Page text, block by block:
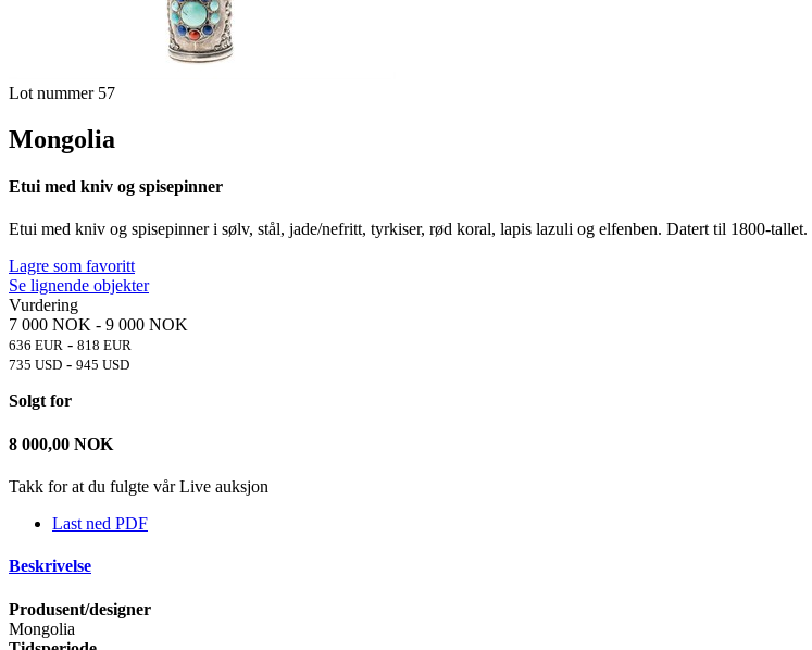
Lot nummer 57
Mongolia
Etui med kniv og spisepinner
Etui med kniv og spisepinner i sølv, stål, jade/nefritt, tyrkiser, rød koral, lapis lazuli og elfenben. Datert til 1800-tallet.
Lagre som favoritt
Se lignende objekter
Vurdering
7 000 NOK - 9 000 NOK
636 EUR - 818 EUR
735 USD - 945 USD
Solgt for
8 000,00 NOK
Takk for at du fulgte vår Live auksjon
Last ned PDF
Beskrivelse
Produsent/designer
Mongolia